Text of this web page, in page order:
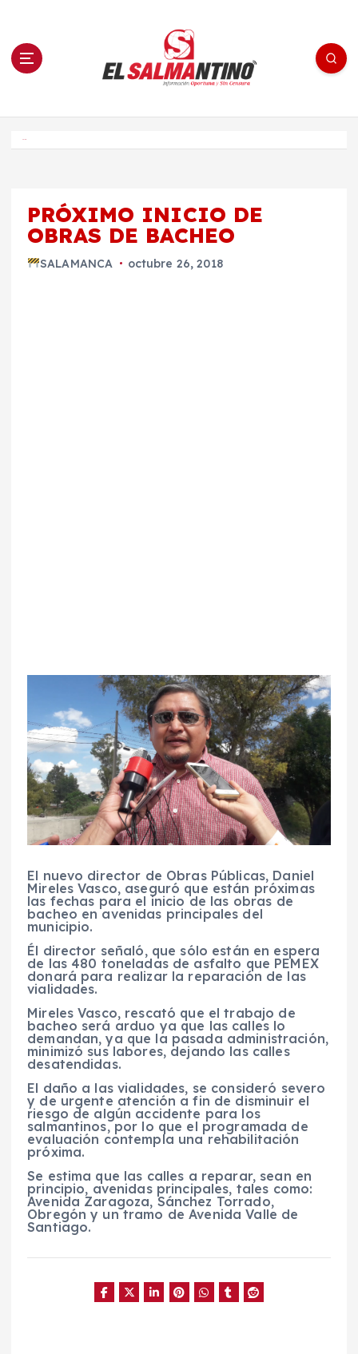
n El Salmantino - medios/noticias/editorial
PRÓXIMO INICIO DE
OBRAS DE BACHEO
SALAMANCA octubre 26, 2018
El nuevo director de Obras Públicas, Daniel
Mireles Vasco, aseguró que están próximas
las fechas para el inicio de las obras de
bacheo en avenidas principales del
municipio.
Él director señaló, que sólo están en espera
de las 480 toneladas de asfalto que PEMEX
donará para realizar la reparación de las
vialidades.
Mireles Vasco, rescató que el trabajo de
bacheo será arduo ya que las calles lo
demandan, ya que la pasada administración,
minimizó sus labores, dejando las calles
desatendidas.
El daño a las vialidades, se consideró severo
y de urgente atención a fin de disminuir el
riesgo de algún accidente para los
salmantinos, por lo que el programada de
evaluación contempla una rehabilitación
próxima.
Se estima que las calles a reparar, sean en
principio, avenidas principales, tales como:
Avenida Zaragoza, Sánchez Torrado,
Obregón y un tramo de Avenida Valle de
Santiago.